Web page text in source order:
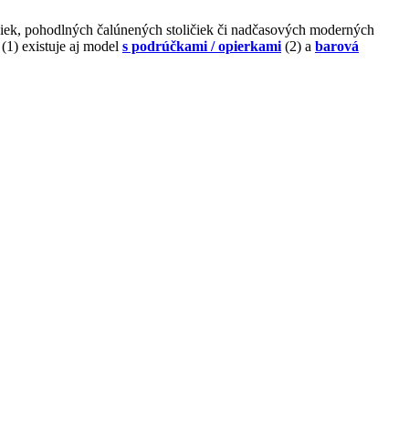
pohodlných čalúnených stoličiek či nadčasových moderných
existuje aj model s podrúčkami / opierkami (2) a barová